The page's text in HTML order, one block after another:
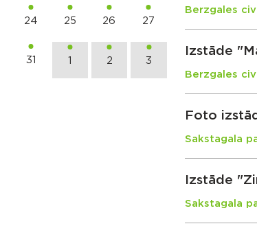
24 25 26 27
31 1 2 3
Berzgales
Izstāde
Berzgales
Foto
Sakstagala
Izstāde
Sakstagala